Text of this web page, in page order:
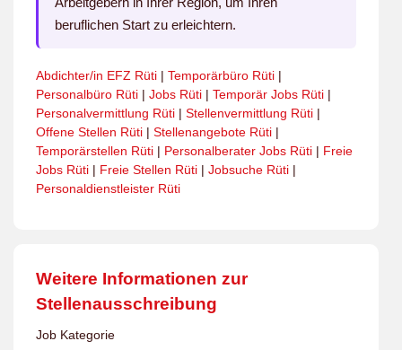
beruflichen Start zu erleichtern.
Abdichter/in EFZ Rüti | Temporärbüro Rüti |
Personalbüro Rüti | Jobs Rüti | Temporär Jobs Rüti |
Personalvermittlung Rüti | Stellenvermittlung Rüti |
Offene Stellen Rüti | Stellenangebote Rüti |
Temporärstellen Rüti | Personalberater Jobs Rüti | Freie
Jobs Rüti | Freie Stellen Rüti | Jobsuche Rüti |
Personaldienstleister Rüti
Weitere Informationen zur
Stellenausschreibung
Job Kategorie